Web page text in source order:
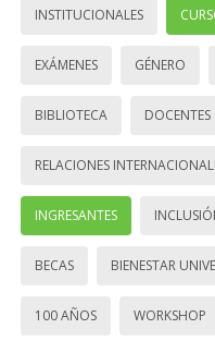
INSTITUCIONALES
EXÁMENES GÉNERO
BIBLIOTECA DOCENTES
RELACIONES
INGRESANTES
BECAS BIENESTAR
100 AÑOS WORKSHOP